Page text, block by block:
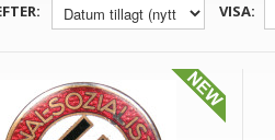
VISA: